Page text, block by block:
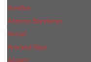
Annifen
Antonio Banderas
Armaf
Armand Basi
Azzaro